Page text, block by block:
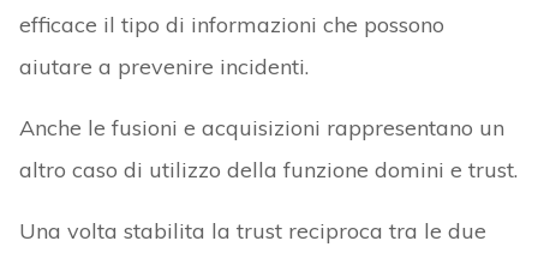
efficace il tipo di informazioni che possono
aiutare a prevenire incidenti.
Anche le fusioni e acquisizioni rappresentano un
altro caso di utilizzo della funzione domini e trust.
Una volta stabilita la trust reciproca tra le due